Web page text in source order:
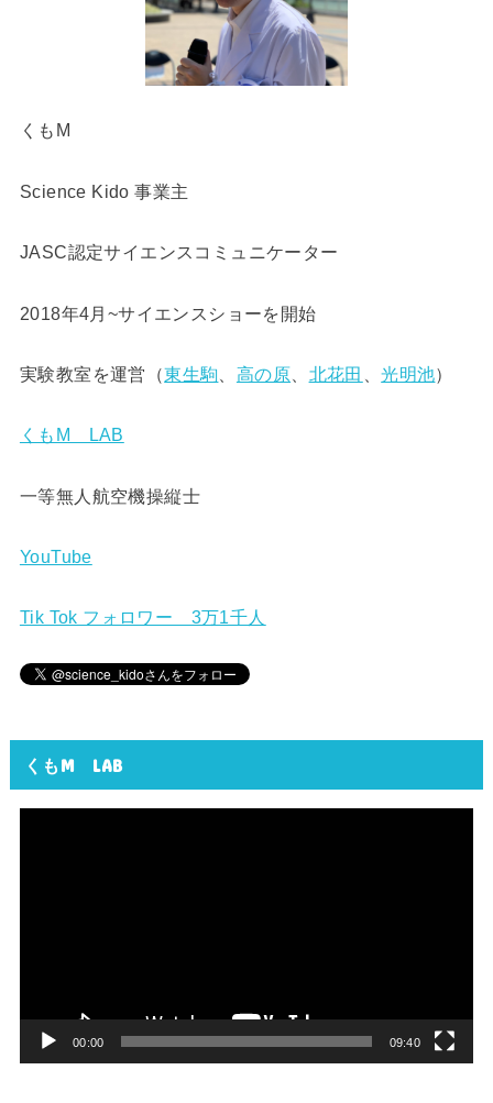
くもM
Science Kido 事業主
JASC認定サイエンスコミュニケーター
2018年4月~サイエンスショーを開始
実験教室を運営（東生駒 高の原 北花田 、光明池）
くもM LAB
一等無人航空機操縦士
YouTube
Tik Tok フォロワー 3万1千人
くもM LAB
00:00 09:40